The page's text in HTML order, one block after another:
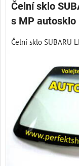
Čelní sklo
s MP autosklo
Čelní sklo SUBARU